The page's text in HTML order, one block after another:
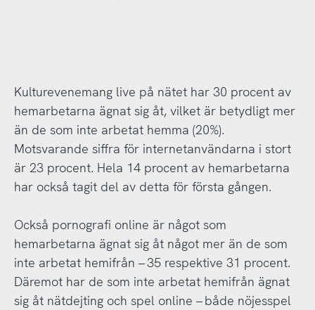
Kulturevenemang live på nätet har 30 procent av
hemarbetarna ägnat sig åt, vilket är betydligt mer
än de som inte arbetat hemma (20%).
Motsvarande siffra för internetanvändarna i stort
är 23 procent. Hela 14 procent av hemarbetarna
har också tagit del av detta för första gången.
Också pornografi online är något som
hemarbetarna ägnat sig åt något mer än de som
inte arbetat hemifrån – 35 respektive 31 procent.
Däremot har de som inte arbetat hemifrån ägnat
sig åt nätdejting och spel online – både nöjesspel